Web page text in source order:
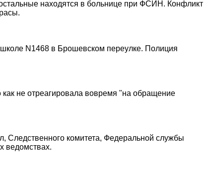
находятся в больнице при ФСИН. Конфликт
N1468 в Брошевском переулке. Полиция
как не отреагировала вовремя "на обращение
Следственного комитета, Федеральной службы
ведомствах.